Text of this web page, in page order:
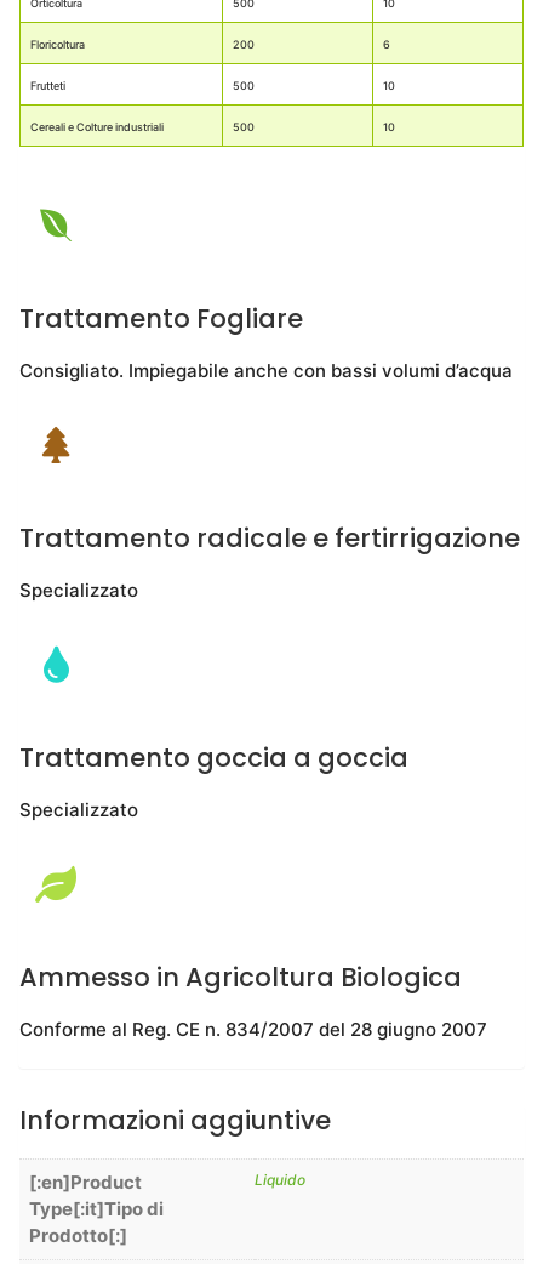
Orticoltura 500 10
Floricoltura 200 6
Frutteti 500 10
Cereali e Colture industriali 500 10
Trattamento Fogliare
Consigliato. Impiegabile anche con bassi volumi d’acqua
Trattamento radicale e fertirrigazione
Specializzato
Trattamento goccia a goccia
Specializzato
Ammesso in Agricoltura Biologica
Conforme al Reg. CE n. 834/2007 del 28 giugno 2007
Informazioni aggiuntive
[:en]Product
Type[:it]Tipo di
Prodotto[:]
Liquido